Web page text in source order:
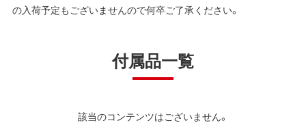
の入荷予定もございませんので何卒ご了承ください。
付属品一覧
該当のコンテンツはございません。